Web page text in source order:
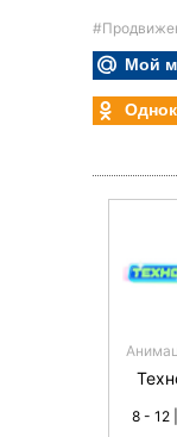
Мой
8 - 12